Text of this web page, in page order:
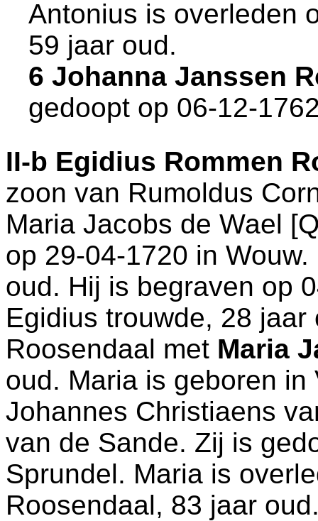
Antonius is overleden
59 jaar oud.
6 Johanna Janssen
gedoopt op 06-12-
II-b Egidius Rommen
zoon van Rumoldus
Maria Jacobs de Wael
op 29-04-1720 in Wouw.
oud. Hij is begraven op
Egidius trouwde, 28
Roosendaal met Maria
oud. Maria is geboren in
Johannes Christiaens
van de Sande. Zij is
Sprundel. Maria is
Roosendaal, 83 jaar